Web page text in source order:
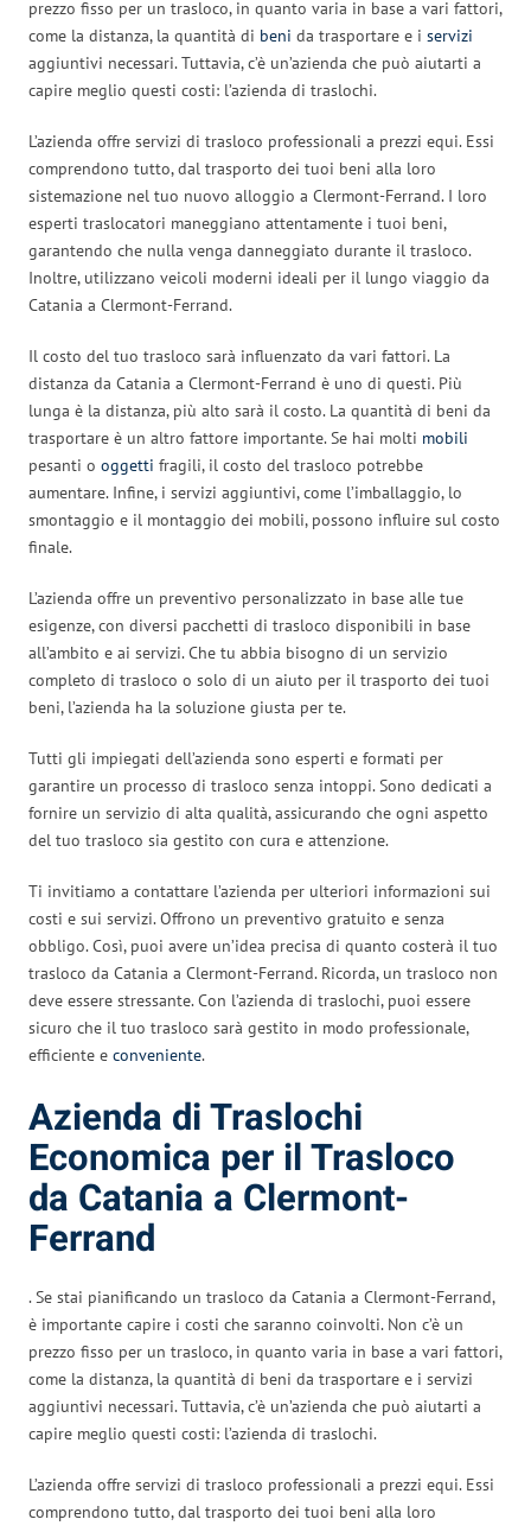
prezzo fisso per un trasloco, in quanto varia in base a vari fattori,
come la distanza, la quantità di beni da trasportare e i servizi
aggiuntivi necessari. Tuttavia, c’è un’azienda che può aiutarti a
capire meglio questi costi: l’azienda di traslochi.
L’azienda offre servizi di trasloco professionali a prezzi equi. Essi
comprendono tutto, dal trasporto dei tuoi beni alla loro
sistemazione nel tuo nuovo alloggio a Clermont-Ferrand. I loro
esperti traslocatori maneggiano attentamente i tuoi beni,
garantendo che nulla venga danneggiato durante il trasloco.
Inoltre, utilizzano veicoli moderni ideali per il lungo viaggio da
Catania a Clermont-Ferrand.
Il costo del tuo trasloco sarà influenzato da vari fattori. La
distanza da Catania a Clermont-Ferrand è uno di questi. Più
lunga è la distanza, più alto sarà il costo. La quantità di beni da
trasportare è un altro fattore importante. Se hai molti mobili
pesanti o oggetti fragili, il costo del trasloco potrebbe
aumentare. Infine, i servizi aggiuntivi, come l’imballaggio, lo
smontaggio e il montaggio dei mobili, possono influire sul costo
finale.
L’azienda offre un preventivo personalizzato in base alle tue
esigenze, con diversi pacchetti di trasloco disponibili in base
all’ambito e ai servizi. Che tu abbia bisogno di un servizio
completo di trasloco o solo di un aiuto per il trasporto dei tuoi
beni, l’azienda ha la soluzione giusta per te.
Tutti gli impiegati dell’azienda sono esperti e formati per
garantire un processo di trasloco senza intoppi. Sono dedicati a
fornire un servizio di alta qualità, assicurando che ogni aspetto
del tuo trasloco sia gestito con cura e attenzione.
Ti invitiamo a contattare l’azienda per ulteriori informazioni sui
costi e sui servizi. Offrono un preventivo gratuito e senza
obbligo. Così, puoi avere un’idea precisa di quanto costerà il tuo
trasloco da Catania a Clermont-Ferrand. Ricorda, un trasloco non
deve essere stressante. Con l’azienda di traslochi, puoi essere
sicuro che il tuo trasloco sarà gestito in modo professionale,
efficiente e conveniente.
Azienda di Traslochi
Economica per il Trasloco
da Catania a Clermont-
Ferrand
. Se stai pianificando un trasloco da Catania a Clermont-Ferrand,
è importante capire i costi che saranno coinvolti. Non c’è un
prezzo fisso per un trasloco, in quanto varia in base a vari fattori,
come la distanza, la quantità di beni da trasportare e i servizi
aggiuntivi necessari. Tuttavia, c’è un’azienda che può aiutarti a
capire meglio questi costi: l’azienda di traslochi.
L’azienda offre servizi di trasloco professionali a prezzi equi. Essi
comprendono tutto, dal trasporto dei tuoi beni alla loro